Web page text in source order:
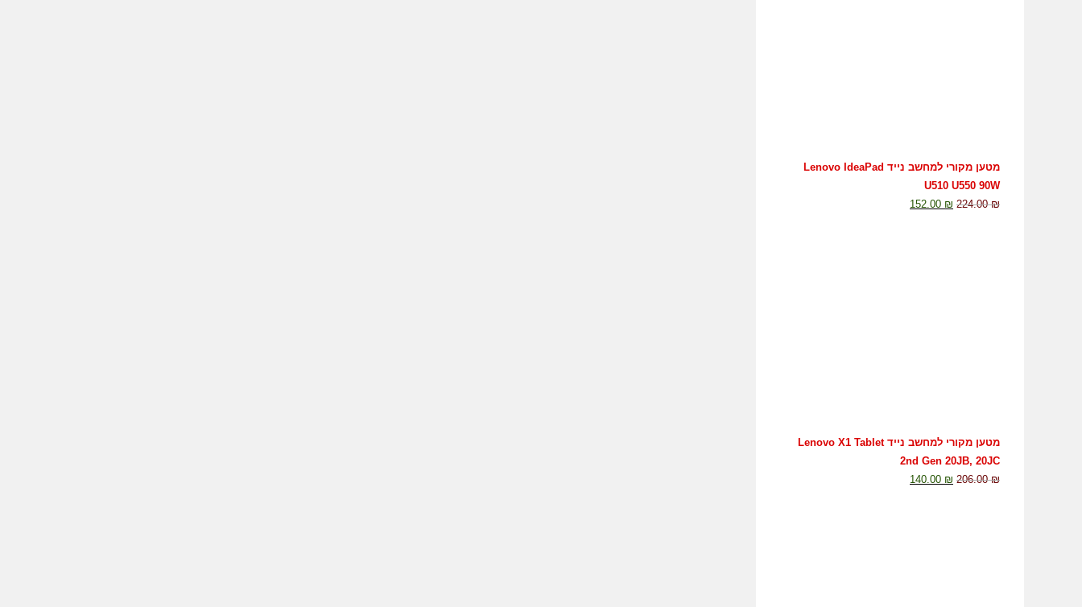
מטען מקורי למחשב נייד Lenovo IdeaPad
U510 U550 90W
224.00₪
152.00 ₪
מטען מקורי למחשב נייד Lenovo X1 Tablet
2nd Gen 20JB, 20JC
206.00₪
140.00 ₪